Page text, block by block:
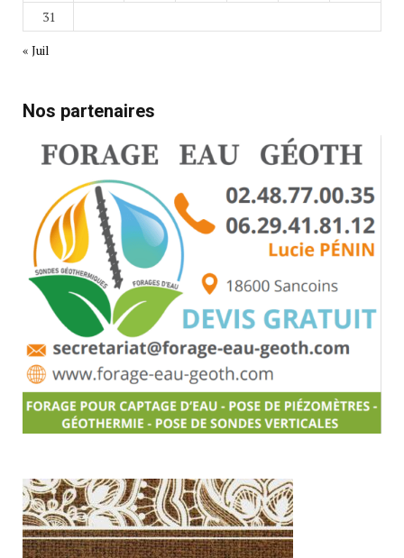
31
« Juil
Nos partenaires